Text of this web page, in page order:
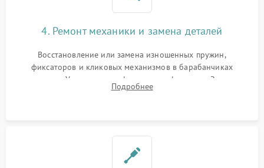
4. Ремонт механики и замена деталей
Восстановление или замена изношенных пружин,
фиксаторов и кликовых механизмов в барабанчиках
поправок. Устранение люфтов в трансфокаторе. Замена
поврежденных линз, разбитой сетки или восстановление
Подробнее